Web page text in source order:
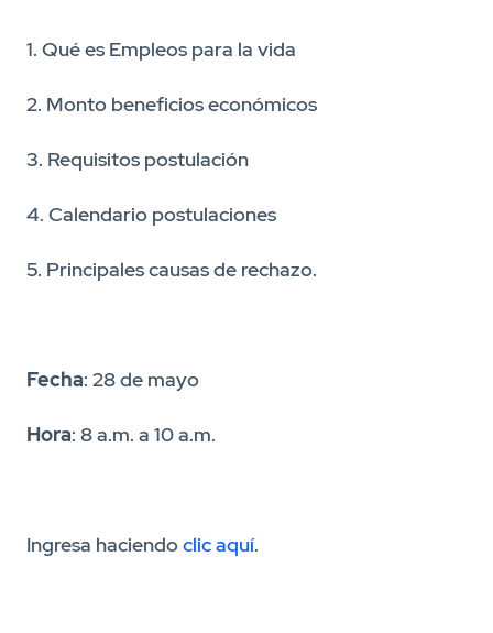
1. Qué es Empleos para la vida
2. Monto beneficios económicos
3. Requisitos postulación
4. Calendario postulaciones
5. Principales causas de rechazo.
Fecha: 28 de mayo
Hora: 8 a.m. a 10 a.m.
Ingresa haciendoclic aquí.